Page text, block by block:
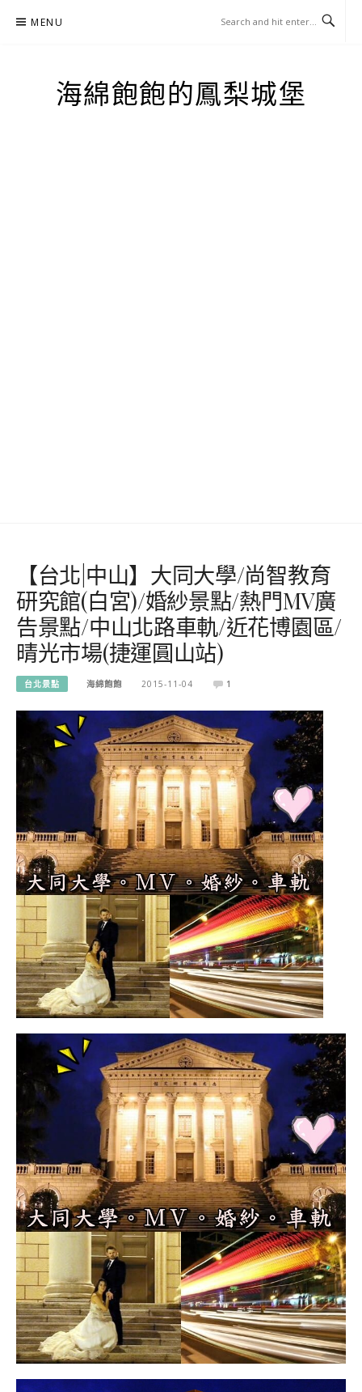
MENU
海綿飽飽的鳳梨城堡
【台北|中山】大同大學/尚智教育
研究館(白宮)/婚紗景點/熱門MV廣
告景點/中山北路車軌/近花博園區/
晴光市場(捷運圓山站)
台北景點 海綿飽飽 2015-11-04 1